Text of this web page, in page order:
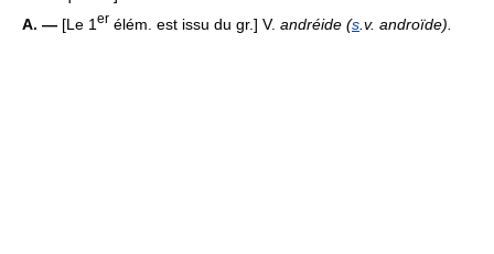
A. — [Le 1 er élém. est issu du gr.] V. andréide (s .v. androïde).